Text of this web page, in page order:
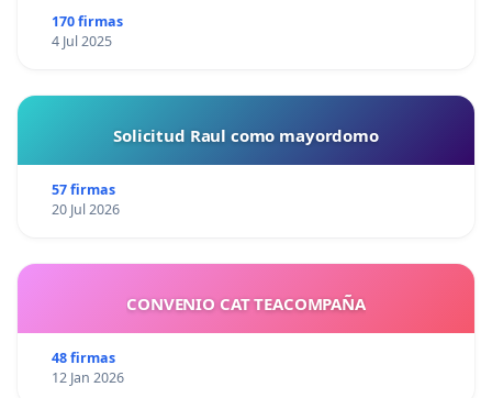
170 firmas
4 Jul 2025
Solicitud Raul como mayordomo
57 firmas
20 Jul 2026
CONVENIO CAT TEACOMPAÑA
48 firmas
12 Jan 2026